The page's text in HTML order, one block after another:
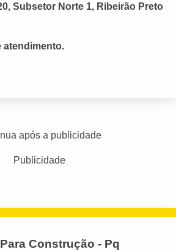
Subsetor Norte 1, Ribeirão Preto
atendimento.
após a publicidade
Publicidade
Construção - Pq